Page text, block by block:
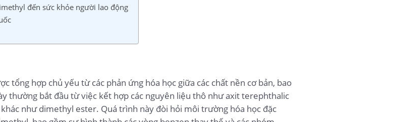
đến sức khỏe người lao động
tổng hợp chủ yếu từ các phản ứng hóa học giữa các chất nền cơ bản, bao
thường bắt đầu từ việc kết hợp các nguyên liệu thô như axit terephthalic
như dimethyl ester. Quá trình này đòi hỏi môi trường hóa học đặc